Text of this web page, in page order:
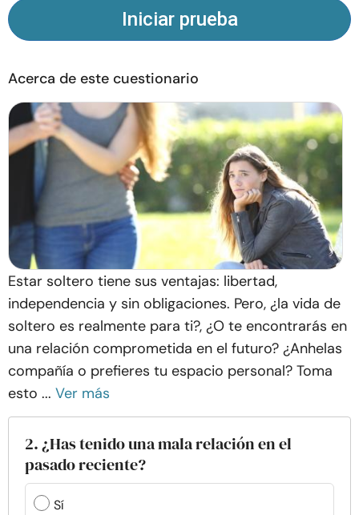
Sobre nosotros Contáctanos Escríbenos
nosotros
© Copyright 2026. Todos los derechos reservados.
Iniciar prueba
Acerca de este cuestionario
Estar soltero tiene sus ventajas: libertad,
independencia y sin obligaciones. Pero, ¿la vida de
soltero es realmente para ti?, ¿O te encontrarás en
una relación comprometida en el futuro? ¿Anhelas
compañía o prefieres tu espacio personal? Toma
esto ... Ver más
2. ¿Has tenido una mala relación en el
pasado reciente?
Sí